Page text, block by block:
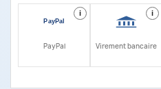
i
PayPal
i
Virement bancaire